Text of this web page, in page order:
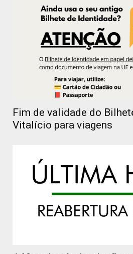
Fim de validade do
Vitalício para viagens